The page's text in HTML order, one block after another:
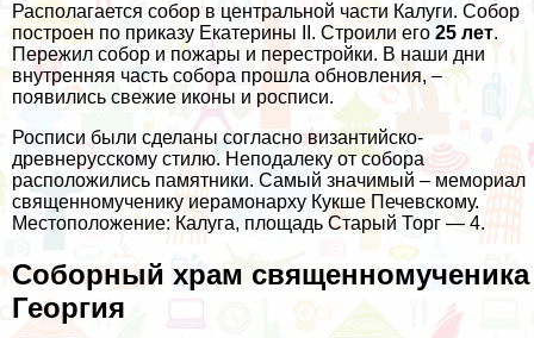
Располагается собор в центральной части Калуги. Собор
построен по приказу Екатерины II. Строили его 25 лет.
Пережил собор и пожары и перестройки. В наши дни
внутренняя часть собора прошла обновления, –
появились свежие иконы и росписи.
Росписи были сделаны согласно византийско-
древнерусскому стилю. Неподалеку от собора
расположились памятники. Самый значимый – мемориал
священномученику иерамонарху Кукше Печевскому.
Местоположение: Калуга, площадь Старый Торг — 4.
Соборный храм священномученика
Георгия